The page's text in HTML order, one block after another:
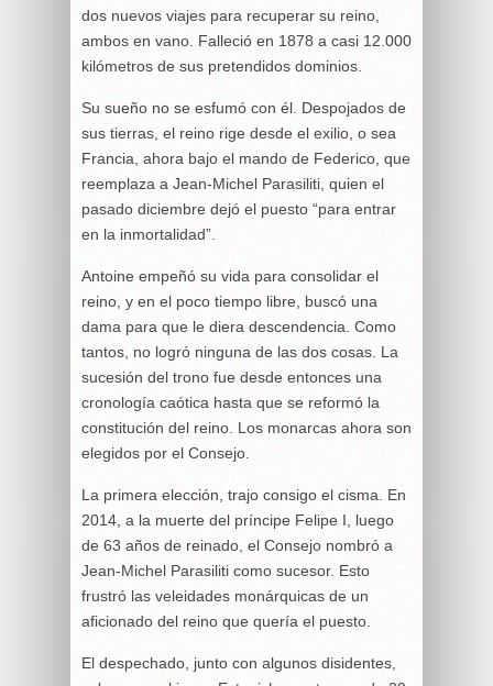
dos nuevos viajes para recuperar su reino,
ambos en vano. Falleció en 1878 a casi 12.000
kilómetros de sus pretendidos dominios.
Su sueño no se esfumó con él. Despojados de
sus tierras, el reino rige desde el exilio, o sea
Francia, ahora bajo el mando de Federico, que
reemplaza a Jean-Michel Parasiliti, quien el
pasado diciembre dejó el puesto “para entrar
en la inmortalidad”.
Antoine empeñó su vida para consolidar el
reino, y en el poco tiempo libre, buscó una
dama para que le diera descendencia. Como
tantos, no logró ninguna de las dos cosas. La
sucesión del trono fue desde entonces una
cronología caótica hasta que se reformó la
constitución del reino. Los monarcas ahora son
elegidos por el Consejo.
La primera elección, trajo consigo el cisma. En
2014, a la muerte del príncipe Felipe I, luego
de 63 años de reinado, el Consejo nombró a
Jean-Michel Parasiliti como sucesor. Esto
frustró las veleidades monárquicas de un
aficionado del reino que quería el puesto.
El despechado, junto con algunos disidentes,